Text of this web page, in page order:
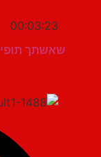
00:03:23
שאשתך תופיע